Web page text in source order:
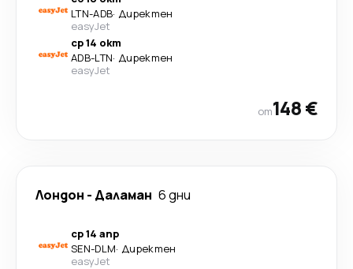
LTN-ADB· Директен
easyJet
ср 14 окт
ADB-LTN· Директен
easyJet
от148 €
Лондон - Даламан 6 дни
ср 14 апр
SEN-DLM· Директен
easyJet